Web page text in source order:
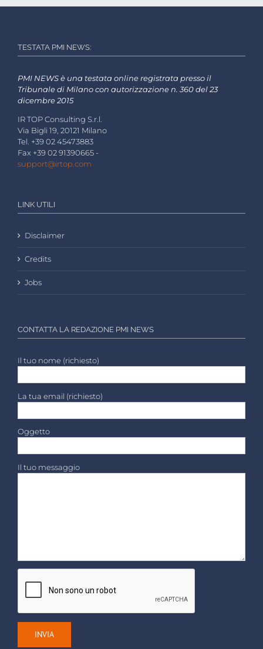
TESTATA PMI NEWS:
PMI NEWS è una testata online registrata presso il
Tribunale di Milano con autorizzazione n. 360 del 23
dicembre 2015
IR TOP Consulting S.r.l.
Via Bigli 19, 20121 Milano
Tel. +39 02 45473883
Fax +39 02 91390665 -
support@irtop.com
LINK UTILI
Disclaimer
Credits
Jobs
CONTATTA LA REDAZIONE PMI NEWS
Il tuo nome (richiesto)
La tua email (richiesto)
Oggetto
Il tuo messaggio